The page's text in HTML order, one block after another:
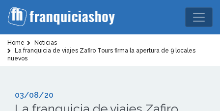
Home
Noticias
La franquicia de viajes Zafiro Tours firma la apertura de 9 locales
nuevos
03/08/20